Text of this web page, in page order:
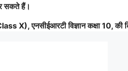
सकते हैं।
X), एनसीईआरटी विज्ञान कक्षा 10,